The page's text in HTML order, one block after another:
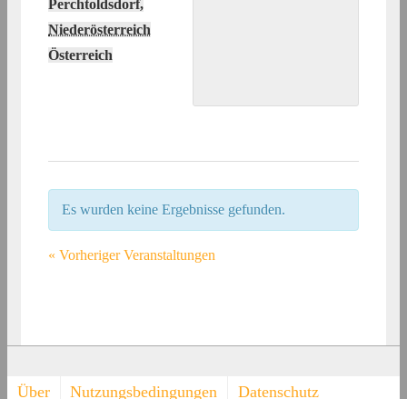
Perchtoldsdorf,
Niederösterreich
Österreich
Es wurden keine Ergebnisse gefunden.
« Vorheriger Veranstaltungen
Über Nutzungsbedingungen Datenschutz